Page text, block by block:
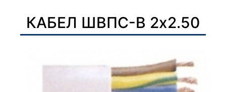
КАБЕЛ ШВПС-В 2х2.50